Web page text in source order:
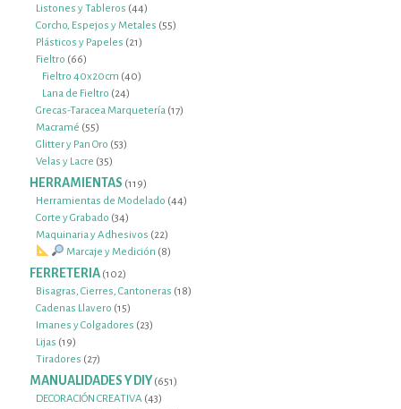
Listones y Tableros 4444
productos
Corcho, Espejos y Metales 5555
Plásticos y Papeles 2121
Fieltro 6666
productos
Fieltro 40x20cm 4040
Lana de Fieltro 2424
productos
Grecas-Taracea Marquetería 1717
Macramé 5555
productos
Glitter y Pan Oro 5353
Velas y Lacre 3535
productos
HERRAMIENTAS 119119
productos
Herramientas de Modelado 4444
Corte y Grabado 3434
productos
Maquinaria y Adhesivos 2222
productos
Marcaje y Medición 88
FERRETERIA 102102
productos
Bisagras, Cierres, Cantoneras 1818
Cadenas Llavero 1515
productos
Imanes y Colgadores 2323
Lijas 1919
productos
Tiradores 2727
productos
MANUALIDADES Y DIY 651651
DECORACIÓN CREATIVA 4343